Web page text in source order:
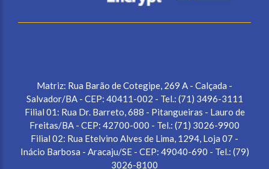
Matriz: Rua Barão de Cotegipe, 269 A - Calçada -
Salvador/BA - CEP: 40411-002 - Tel.: (71) 3496-3111
Filial 01: Rua Dr. Barreto, 688 - Pitangueiras - Lauro de
Freitas/BA - CEP: 42700-000 - Tel.: (71) 3026-9900
Filial 02: Rua Etelvino Alves de Lima, 1294, Loja 07 -
Inácio Barbosa - Aracaju/SE - CEP: 49040-690 - Tel.: (79)
3026-8100